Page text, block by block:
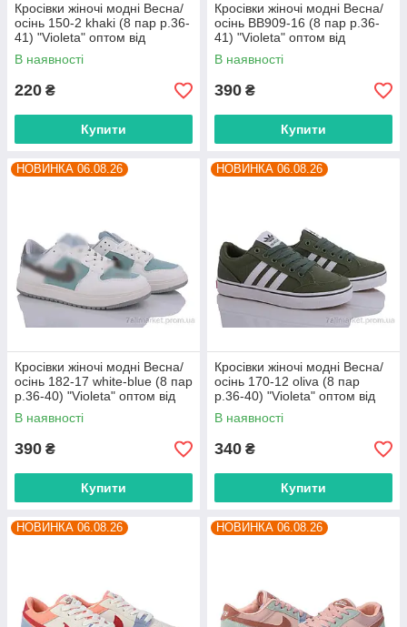
Кросівки жіночі модні Весна/
осінь 150-2 khaki (8 пар р.36-
41) "Violeta" оптом від
прямого постачальника
В наявності
220 ₴
Купити
Кросівки жіночі модні Весна/
осінь BB909-16 (8 пар р.36-
41) "Violeta" оптом від
прямого постачальника
В наявності
390 ₴
Купити
НОВИНКА 06.08.26
Кросівки жіночі модні Весна/
осінь 182-17 white-blue (8 пар
р.36-40) "Violeta" оптом від
прямого постачальника
В наявності
390 ₴
Купити
НОВИНКА 06.08.26
Кросівки жіночі модні Весна/
осінь 170-12 oliva (8 пар
р.36-40) "Violeta" оптом від
прямого постачальника
В наявності
340 ₴
Купити
НОВИНКА 06.08.26 НОВИНКА 06.08.26